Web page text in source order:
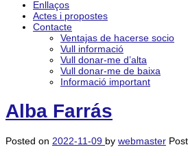
Enllaços
Actes i propostes
Contacte
Ventajas de hacerse socio
Vull informació
Vull donar-me d’alta
Vull donar-me de baixa
Informació important
Alba Farrás
Posted on 2022-11-09 by webmaster